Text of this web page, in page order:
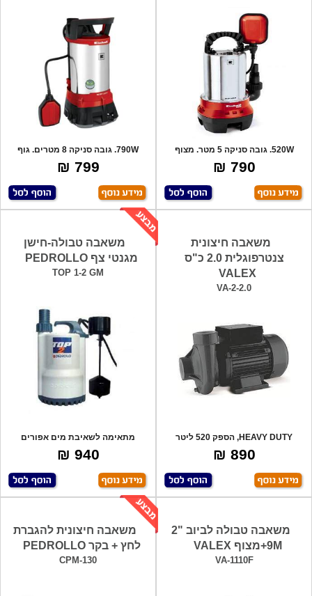
520W. גובה סניקה 5 מטר. מצוף
הפעלה אוטומ
790 ₪
790W. גובה סניקה 8 מטרים. גוף
אלומיניום.
799 ₪
משאבה חיצונית
צנטרפוגלית 2.0 כ"ס
VALEX
VA-2-2.0
HEAVY DUTY, הספק 520 ליטר
בדקה, גובה הרמ
890 ₪
משאבה טבולה-חישן
מגנטי צף PEDROLLO
TOP 1-2 GM
מתאימה לשאיבת מים אפורים
וכוללת חיישן מג
940 ₪
משאבה טבולה לביוב "2
9M+מצוף VALEX
VA-1110F
משאבה חיצונית להגברת
לחץ + בקר PEDROLLO
CPM-130